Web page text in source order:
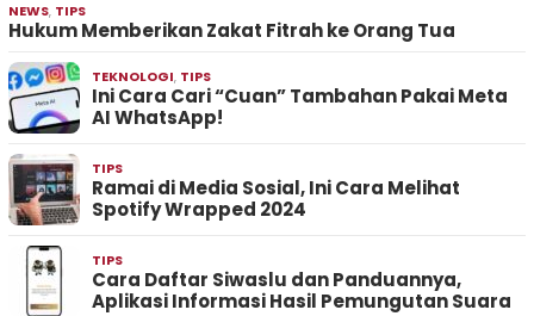
NEWS, TIPS
Hukum Memberikan Zakat Fitrah ke Orang Tua
TEKNOLOGI, TIPS
Ini Cara Cari “Cuan” Tambahan Pakai Meta
AI WhatsApp!
TIPS
Ramai di Media Sosial, Ini Cara Melihat
Spotify Wrapped 2024
TIPS
Cara Daftar Siwaslu dan Panduannya,
Aplikasi Informasi Hasil Pemungutan Suara